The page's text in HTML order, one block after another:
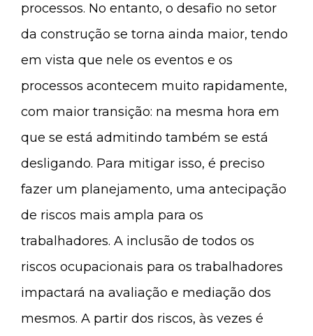
processos. No entanto, o desafio no setor
da construção se torna ainda maior, tendo
em vista que nele os eventos e os
processos acontecem muito rapidamente,
com maior transição: na mesma hora em
que se está admitindo também se está
desligando. Para mitigar isso, é preciso
fazer um planejamento, uma antecipação
de riscos mais ampla para os
trabalhadores. A inclusão de todos os
riscos ocupacionais para os trabalhadores
impactará na avaliação e mediação dos
mesmos. A partir dos riscos, às vezes é